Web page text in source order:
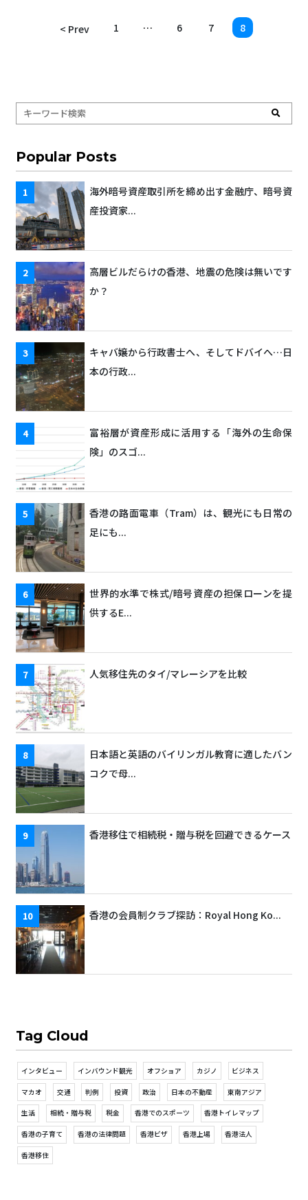
< Prev 1 … 6 7 8
Popular Posts
海外暗号資産取引所を締め出す金融庁、暗号資
産投資家...
高層ビルだらけの香港、地震の危険は無いです
か？
キャバ嬢から行政書士へ、そしてドバイへ…日
本の行政...
富裕層が資産形成に活用する「海外の生命保
険」のスゴ...
香港の路面電車（Tram）は、観光にも日常の
足にも...
世界的水準で株式/暗号資産の担保ローンを提
供するE...
人気移住先のタイ/マレーシアを比較
日本語と英語のバイリンガル教育に適したバン
コクで母...
香港移住で相続税・贈与税を回避できるケース
香港の会員制クラブ探訪：Royal Hong Ko...
Tag Cloud
インタビュー インバウンド観光 オフショア カジノ ビジネス
マカオ 交通 判例 投資 政治 日本の不動産 東南アジア
生活 相続・贈与税 税金 香港でのスポーツ 香港トイレマップ
香港の子育て 香港の法律問題 香港ビザ 香港上場 香港法人
香港移住